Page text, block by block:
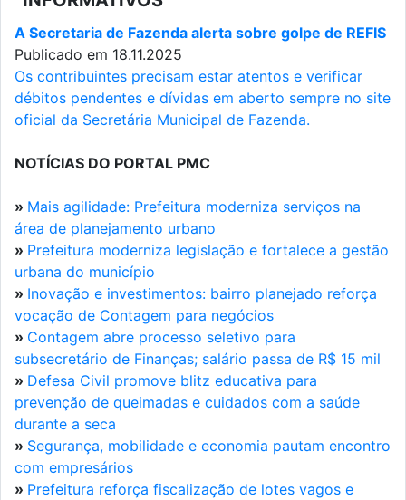
A Secretaria de Fazenda alerta sobre golpe de REFIS
Publicado em 18.11.2025
Os contribuintes precisam estar atentos e verificar
débitos pendentes e dívidas em aberto sempre no site
oficial da Secretária Municipal de Fazenda.
NOTÍCIAS DO PORTAL PMC
» Mais agilidade: Prefeitura moderniza serviços na
área de planejamento urbano
» Prefeitura moderniza legislação e fortalece a gestão
urbana do município
» Inovação e investimentos: bairro planejado reforça
vocação de Contagem para negócios
» Contagem abre processo seletivo para
subsecretário de Finanças; salário passa de R$ 15 mil
» Defesa Civil promove blitz educativa para
prevenção de queimadas e cuidados com a saúde
durante a seca
» Segurança, mobilidade e economia pautam encontro
com empresários
» Prefeitura reforça fiscalização de lotes vagos e